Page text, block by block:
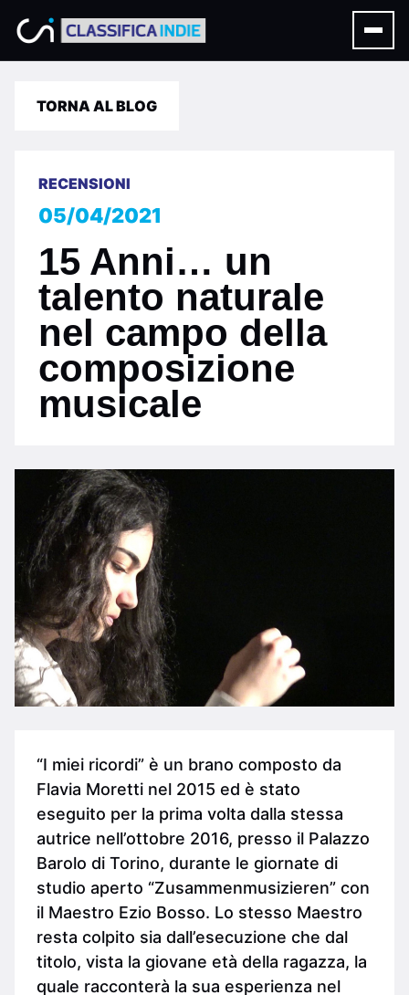
TORNA AL BLOG
RECENSIONI
05/04/2021
15 Anni… un
talento naturale
nel campo della
composizione
musicale
“I miei ricordi” è un brano composto da
Flavia Moretti nel 2015 ed è stato
eseguito per la prima volta dalla stessa
autrice nell’ottobre 2016, presso il Palazzo
Barolo di Torino, durante le giornate di
studio aperto “Zusammenmusizieren” con
il Maestro Ezio Bosso. Lo stesso Maestro
resta colpito sia dall’esecuzione che dal
titolo, vista la giovane età della ragazza, la
quale racconterà la sua esperienza nel